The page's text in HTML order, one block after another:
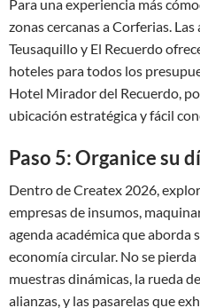
Para una experiencia más
zonas cercanas a Corferias.
Teusaquillo y El Recuerdo
hoteles para todos los
Hotel Mirador del Recuerdo,
ubicación estratégica y fácil
Paso 5: Organice su
Dentro de Createx 2026,
empresas de insumos,
agenda académica que
economía circular. No se
muestras dinámicas, la rueda
alianzas, y las pasarelas que